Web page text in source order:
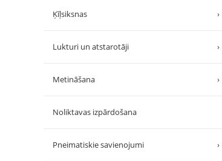
Ķīļsiksnas ›
Lukturi un atstarotāji ›
Metināšana ›
Noliktavas izpārdošana
Pneimatiskie savienojumi ›